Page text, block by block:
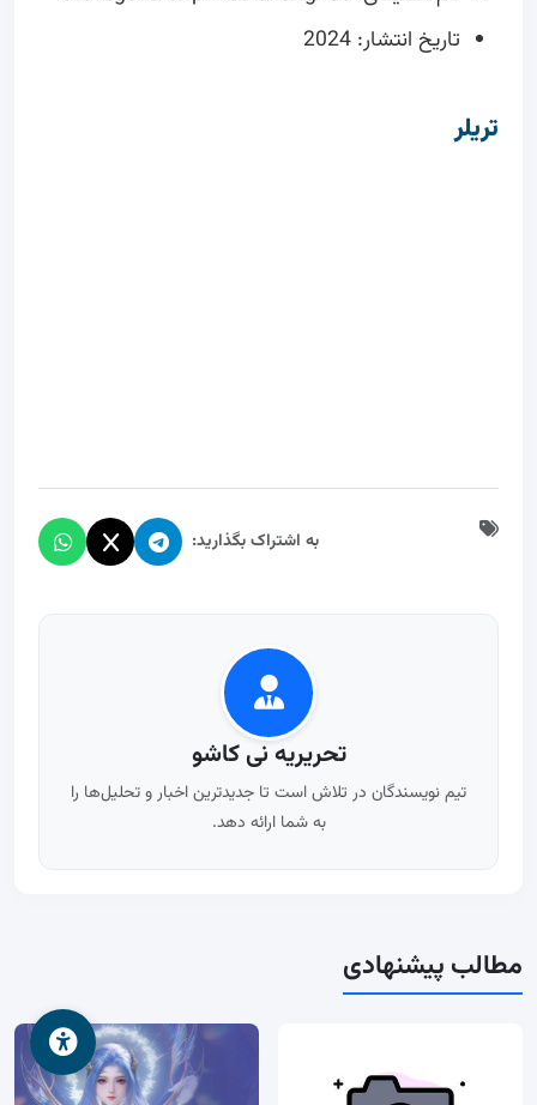
تاریخ انتشار: 2024
تریلر
به اشتراک بگذارید:
تحریریه نی کاشو
تیم نویسندگان در تلاش است تا جدیدترین اخبار و تحلیل‌ها را
به شما ارائه دهد.
مطالب پیشنهادی